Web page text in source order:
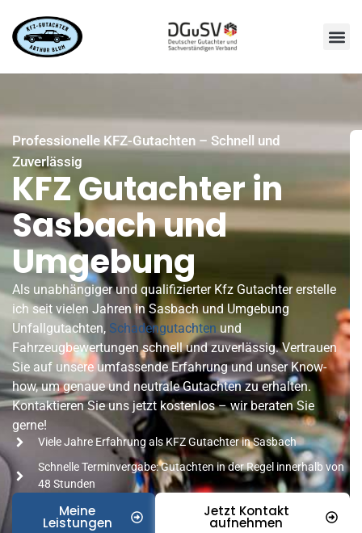
Professionelle KFZ-Gutachten – Schnell und
Zuverlässig
KFZ Gutachter in
Sasbach und
Umgebung
Als unabhängiger und qualifizierter Kfz Gutachter erstelle
ich seit vielen Jahren in Sasbach und Umgebung
Unfallgutachten, Schadengutachten und
Fahrzeugbewertungen schnell und zuverlässig. Vertrauen
Sie auf unsere umfassende Erfahrung und unser Know-
how, um genaue und neutrale Gutachten zu erhalten.
Kontaktieren Sie uns jetzt kostenlos – wir beraten Sie
gerne!
Viele Jahre Erfahrung als KFZ Gutachter in Sasbach
Schnelle Terminvergabe: Gutachten in der Regel innerhalb von
48 Stunden
Meine
Leistungen
Jetzt Kontakt
aufnehmen